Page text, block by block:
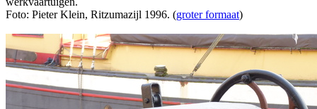
Foto: Pieter Klein, Ritzumazijl 1996. (groter formaat)